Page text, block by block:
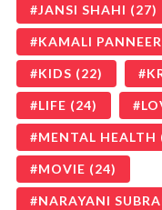
JANSI SHAHI (27)
KAMALI
KIDS (22)
LIFE (24)
MENTAL HEALTH
MOVIE (24)
NARAYANI